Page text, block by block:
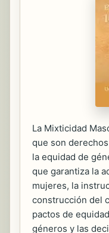
La Mixticidad
que son
la equidad de
que garantiza la
mujeres, la
construcción del
pactos de
géneros y las